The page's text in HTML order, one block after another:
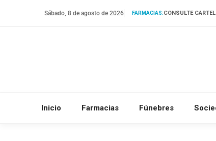
Sábado, 8 de agosto de 2026 FARMACIAS:CONSULTE
Inicio Farmacias Fúnebres